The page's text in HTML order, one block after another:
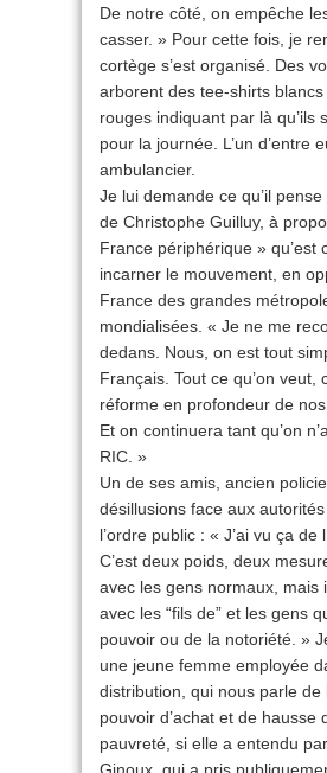
De notre côté, on empêche
casser. » Pour cette fois, je
cortège s’est organisé. Des
arborent des tee-shirts
rouges indiquant par là qu’ils
pour la journée. L’un d’entre
ambulancier.
Je lui demande ce qu’il pense
de Christophe Guilluy, à
France périphérique » qu’est
incarner le mouvement, en
France des grandes
mondialisées. « Je ne me
dedans. Nous, on est tout
Français. Tout ce qu’on veut,
réforme en profondeur de nos
Et on continuera tant qu’on
RIC. »
Un de ses amis, ancien
désillusions face aux
l’ordre public : « J’ai vu ça de
C’est deux poids, deux
avec les gens normaux, mais
avec les “fils de” et les gens
pouvoir ou de la notoriété. »
une jeune femme employée
distribution, qui nous parle de
pouvoir d’achat et de hausse
pauvreté, si elle a entendu